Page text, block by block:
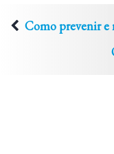
Como prevenir e